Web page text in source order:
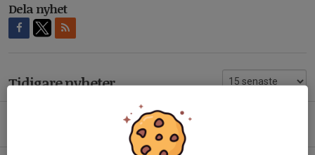
Dela nyhet
Tidigare nyheter
2